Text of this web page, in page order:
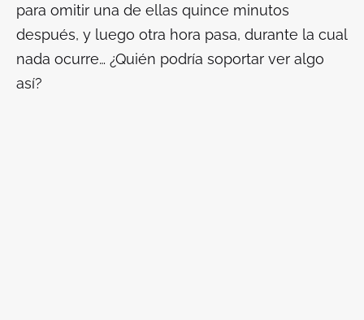
para omitir una de ellas quince minutos
después, y luego otra hora pasa, durante la cual
nada ocurre… ¿Quién podría soportar ver algo
así?